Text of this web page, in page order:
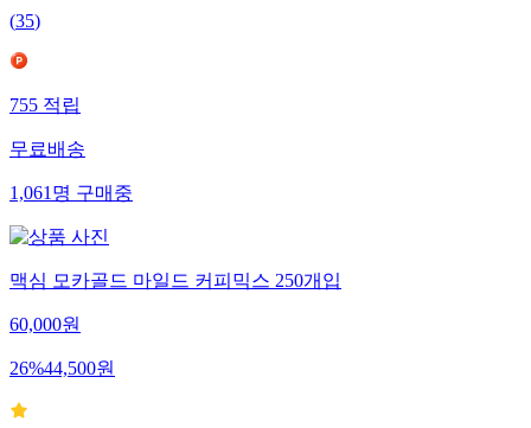
(35)
755적립
무료배송
1,061명구매중
맥심 모카골드 마일드 커피믹스 250개입
60,000원
26%44,500원